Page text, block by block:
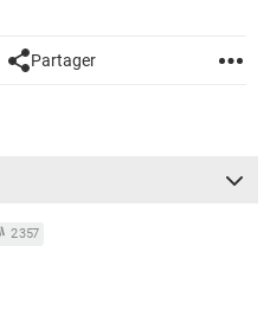
Partager
2 357